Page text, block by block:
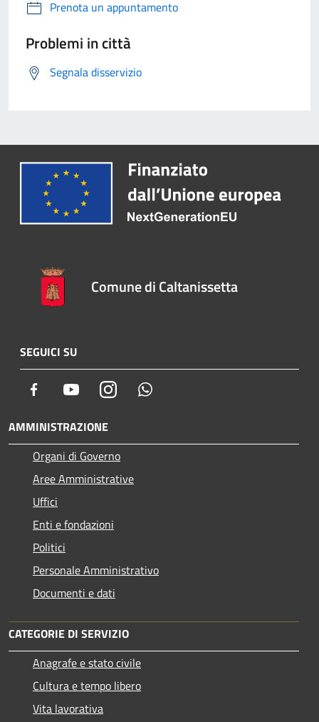
Prenota un appuntamento
Problemi in città
Segnala disservizio
Comune di Caltanissetta
SEGUICI SU
Facebook YoutubeInstagram
AMMINISTRAZIONE
Organi di Governo
Aree Amministrative
Uffici
Enti e fondazioni
Politici
Personale Amministrativo
Documenti e dati
CATEGORIE DI SERVIZIO
Anagrafe e stato civile
Cultura e tempo libero
Vita lavorativa